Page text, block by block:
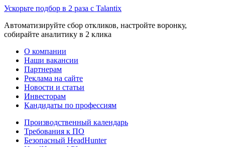
Ускорьте подбор в 2 раза с Talantix
Автоматизируйте сбор откликов, настройте воронку,
собирайте аналитику в 2 клика
О компании
Наши вакансии
Партнерам
Реклама на сайте
Новости и статьи
Инвесторам
Кандидаты по профессиям
Производственный календарь
Требования к ПО
Безопасный HeadHunter